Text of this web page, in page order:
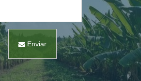
 Enviar